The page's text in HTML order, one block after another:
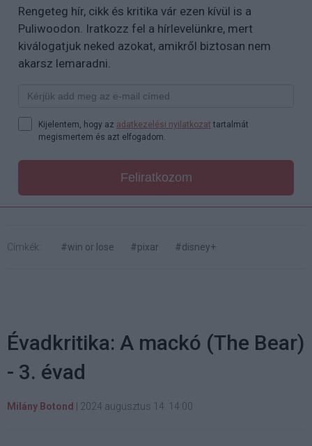
Rengeteg hír, cikk és kritika vár ezen kívül is a
Puliwoodon. Iratkozz fel a hírlevelünkre, mert
kiválogatjuk neked azokat, amikről biztosan nem
akarsz lemaradni.
Kijelentem, hogy az adatkezelési nyilatkozat tartalmát
megismertem és azt elfogadom.
Feliratkozom
Címkék: #win or lose #pixar #disney+
Évadkritika: A mackó (The Bear)
- 3. évad
Milány Botond 2024 augusztus 14. 14:00